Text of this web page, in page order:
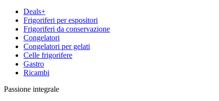
Deals+
Frigoriferi per espositori
Frigoriferi da conservazione
Congelatori
Congelatori per gelati
Celle frigorifere
Gastro
Ricambi
Passione integrale